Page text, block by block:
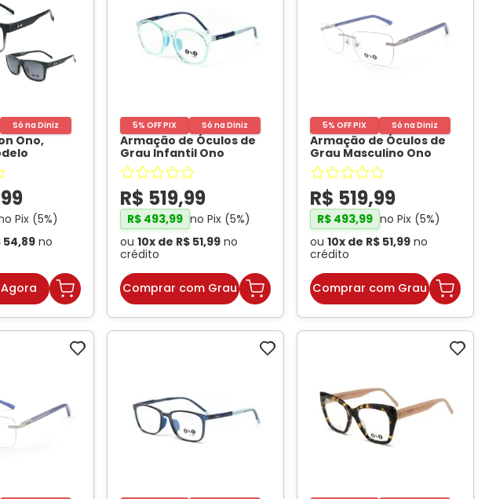
Só na Diniz
Ono,
preto
56
99
Pix (5%)
54,89no
5% OFF PIX Só na Diniz
Armação de Óculos de
Grau Infantil Ono
ON0019I Azul Claro
Translúcido
R$ 519,99
R$ 493,99 no Pix (5%)
ou10x de R$ 51,99 no
crédito
Comprar com Grau
5% OFF PIX Só na Diniz
Armação de Óculos de
Grau Masculino Ono
ON6016 Prata e Azul
ONO
R$ 519,99
R$ 493,99 no Pix (5%)
ou10x de R$ 51,99 no
crédito
Comprar com Grau